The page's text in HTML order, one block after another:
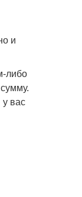
и
либо
у вас